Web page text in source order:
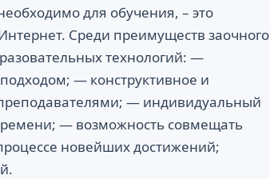
для обучения, – это
Среди преимуществ заочного
технологий: —
— конструктивное и
— индивидуальный
— возможность совмещать
новейших достижений;